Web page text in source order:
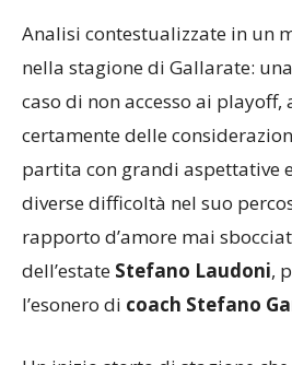
Analisi contestualizzate in un
nella stagione di Gallarate:
caso di non accesso ai
certamente delle
partita con grandi aspettative
diverse difficoltà nel suo
rapporto d’amore mai
dell’estate Stefano Laudoni,
l’esonero di coach Stefano